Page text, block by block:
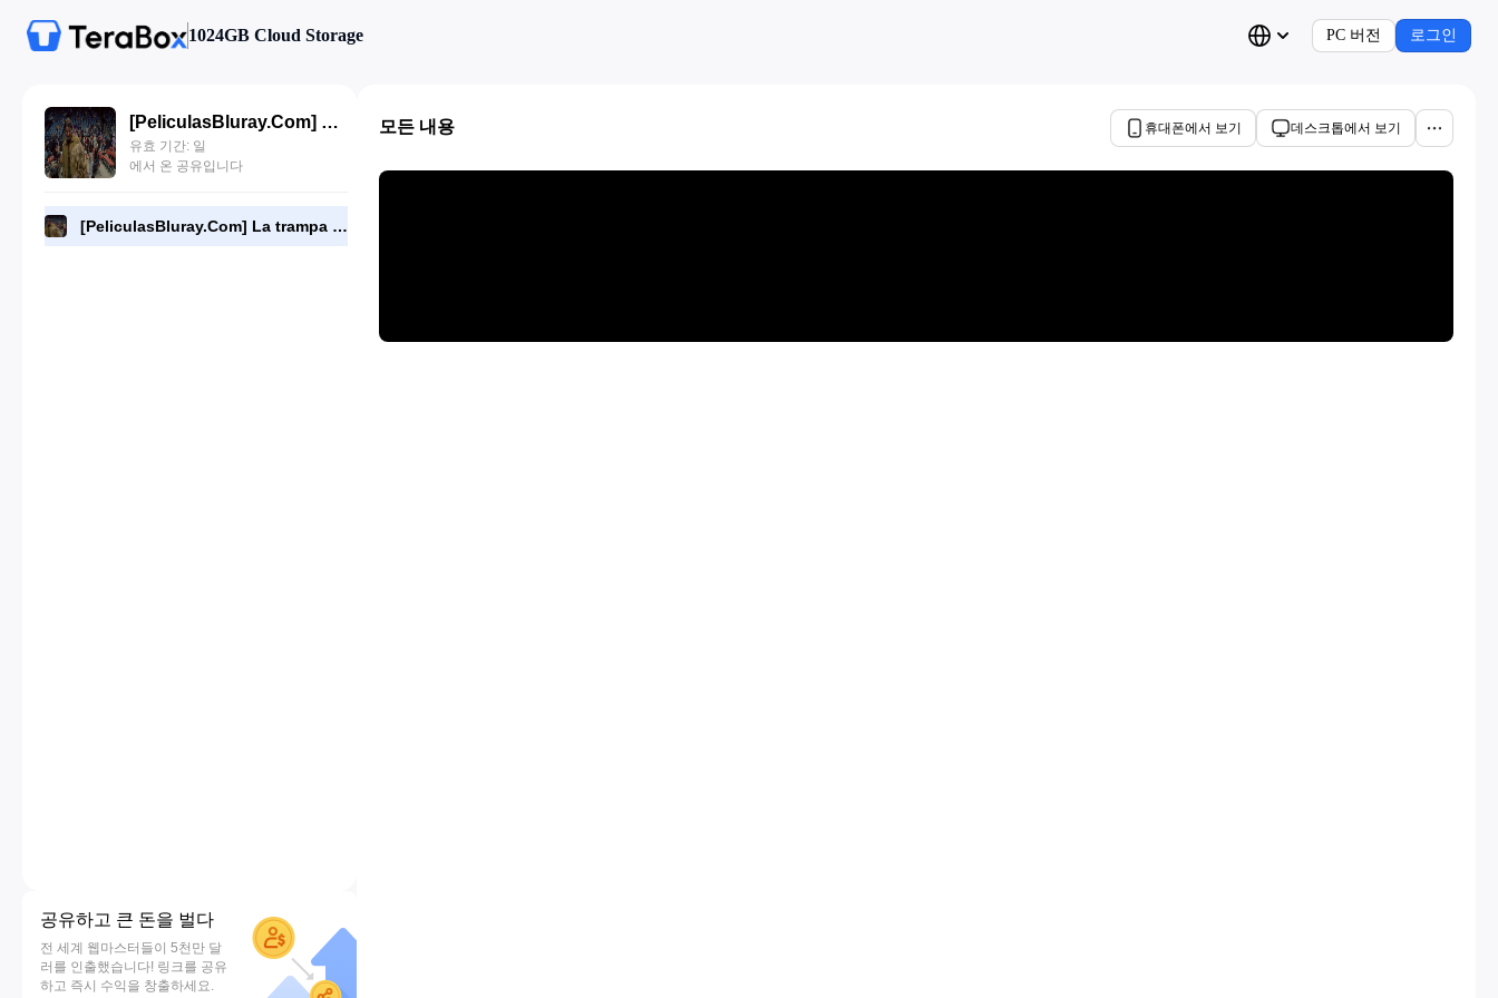
1024GB Cloud Storage PC 버전 로그인
[PeliculasBluray.Com] La trampa (2024) [1080P][Dual-Audio][BD].mkv
유효 기간: 일
에서 온 공유입니다
[PeliculasBluray.Com] La trampa (2024) [1080P][Dual-Audio][BD].mkv
공유하고 큰 돈을 벌다
전 세계 웹마스터들이 5천만 달
러를 인출했습니다! 링크를 공유
하고 즉시 수익을 창출하세요.
모든 내용 휴대폰에서 보기 데스크톱에서 보기